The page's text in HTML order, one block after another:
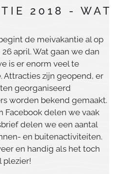
2018 - WAT
de meivakantie al op
april. Wat gaan we dan
is er enorm veel te
Attracties zijn geopend, er
georganiseerd
worden bekend gemaakt.
Facebook delen we vaak
delen we een aantal
en buitenactiviteiten.
en handig als het toch
plezier!